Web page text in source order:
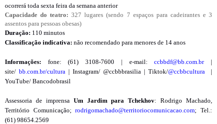
ocorrerá toda sexta feira da semana anterior
Capacidade do teatro: 327 lugares (sendo 7 espaços para cadeirantes e 3
assentos para pessoas obesas)
Duração: 110 minutos
Classificação indicativa: não recomendado para menores de 14 anos
Informações: fone: (61) 3108-7600 | e-mail:ccbbdf@bb.com.br|
site/ bb.com.br/cultura | Instagram/ @ccbbbrasilia | Tiktok/@ccbbcultura |
YouTube/ Bancodobrasil
Assessoria de imprensa Um Jardim para Tchekhov: Rodrigo Machado,
Território Comunicação;rodrigomachado@territoriocomunicacao.com; Tel.:
(61) 98654.2569